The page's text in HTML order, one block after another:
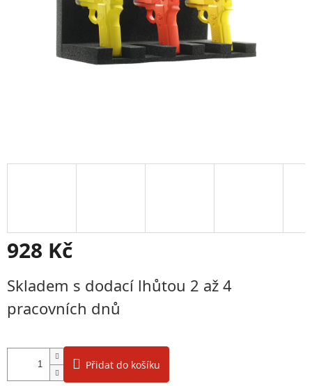
928 Kč
cena:
Skladem s dodací lhůtou 2 až 4
pracovních dnů
Přidat do košíku